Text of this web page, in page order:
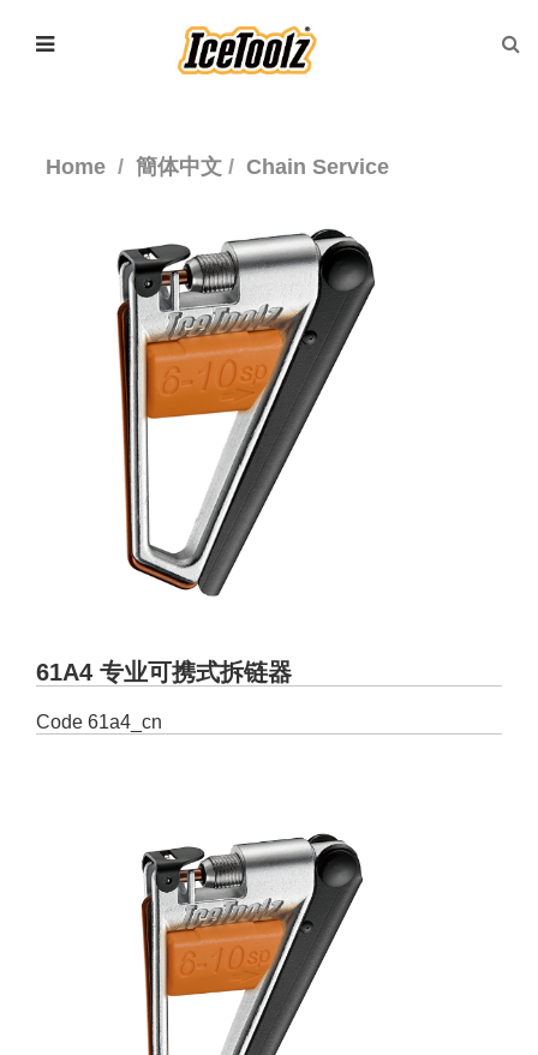
Home 簡体中文 Chain Service
61A4 专业可携式拆链器
Code 61a4_cn